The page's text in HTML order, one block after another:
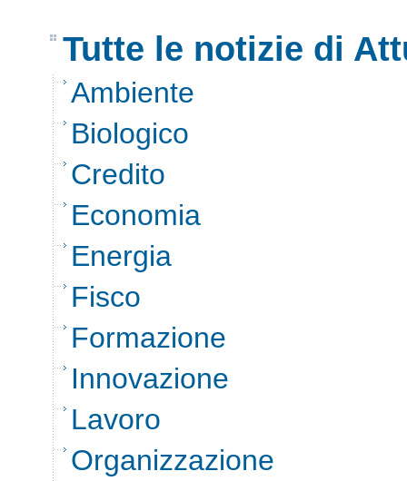
Tutte le notizie di
Ambiente
Biologico
Credito
Economia
Energia
Fisco
Formazione
Innovazione
Lavoro
Organizzazione